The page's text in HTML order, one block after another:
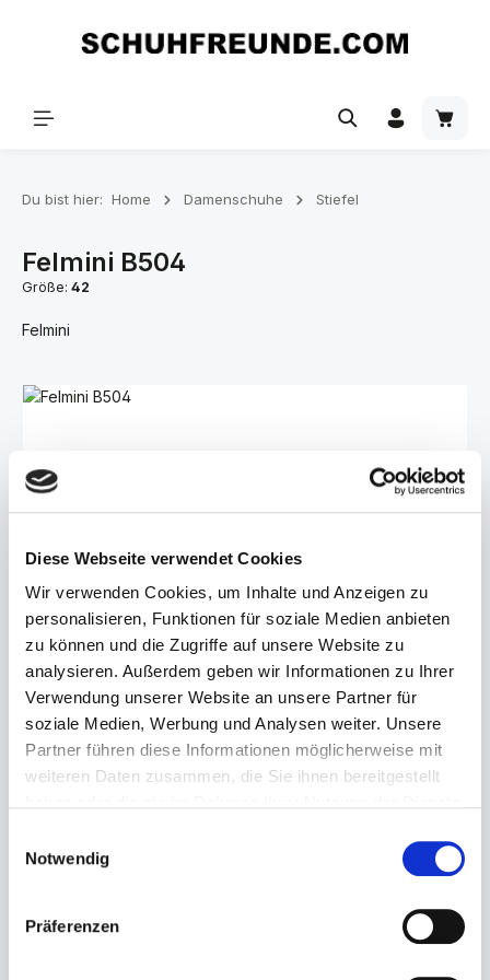
Diese Webseite verwendet Cookies
Wir verwenden Cookies, um Inhalte und Anzeigen zu
personalisieren, Funktionen für soziale Medien anbieten
zu können und die Zugriffe auf unsere Website zu
analysieren. Außerdem geben wir Informationen zu Ihrer
Verwendung unserer Website an unsere Partner für
soziale Medien, Werbung und Analysen weiter. Unsere
Partner führen diese Informationen möglicherweise mit
weiteren Daten zusammen, die Sie ihnen bereitgestellt
Notwendig
Präferenzen
Du bist hier: Home Damenschuhe Stiefel
Felmini B504
Größe: 42
Felmini
Bildergalerie überspringen
Regulärer Preis:
99,99 €
Preise inkl. MwSt. zzgl. Versandkosten
Sofort verfügbar, Lieferzeit: 1-3 Tage
Produkt Anzahl: Gib den gewünschten Wert ein